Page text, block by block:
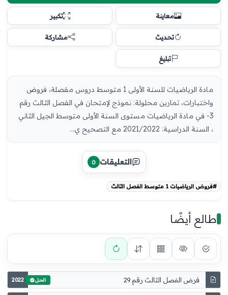
معاينة تكبير
تحديث مشاركة
تبليغ
مادة الرياضيات للسنة الأولى 1 متوسط دروس مفصلة، فروض
واختبارات، تمارين محلولة: نموذج لإمتحان في الفصل الثالث رقم
3- في مادة الرياضيات مستوى السنة الأولى متوسط الجيل الثاني
، السنة الدراسية: 2021/2022 مع التصحيح ي...
التعليقات 0
#فروض الرياضيات 1 متوسط الفصل الثالث
طالع أيضًا
فرض الفصل الثالث رقم 29 2022 الحل